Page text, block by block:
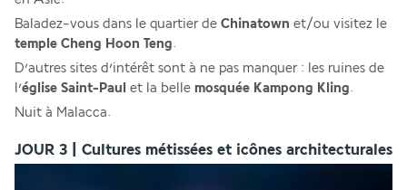
Baladez-vous dans le quartier de Chinatown
temple Cheng Hoon Teng.
D’autres sites d’intérêt sont à ne pas manquer : les ruines de
l’église Saint-Paul et la belle mosquée Kampong Kling.
Nuit à Malacca.
JOUR 3 | Cultures métissées et icônes architecturales